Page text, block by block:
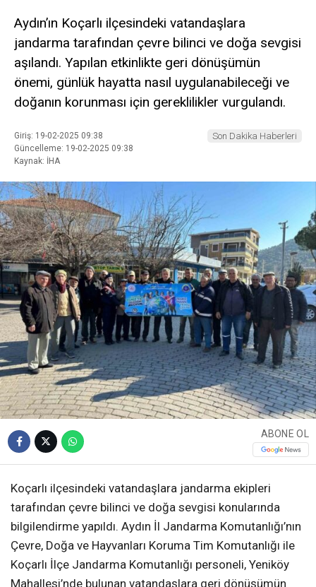
Aydın’ın Koçarlı ilçesindeki vatandaşlara
jandarma tarafından çevre bilinci ve doğa sevgisi
aşılandı. Yapılan etkinlikte geri dönüşümün
önemi, günlük hayatta nasıl uygulanabileceği ve
doğanın korunması için gereklilikler vurgulandı.
Giriş: 19-02-2025 09:38
Güncelleme: 19-02-2025 09:38
Kaynak: İHA
Son Dakika Haberleri
ABONE OL
Koçarlı ilçesindeki vatandaşlara jandarma ekipleri
tarafından çevre bilinci ve doğa sevgisi konularında
bilgilendirme yapıldı. Aydın İl Jandarma Komutanlığı’nın
Çevre, Doğa ve Hayvanları Koruma Tim Komutanlığı ile
Koçarlı İlçe Jandarma Komutanlığı personeli, Yeniköy
Mahallesi’nde bulunan vatandaşlara geri dönüşümün